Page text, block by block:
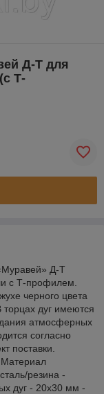
Д-Т для
Т-
Д-Т
с Т-профилем.
черного цвета
дуг имеются
атмосферных
согласно
поставки.
резина -
дуг - 20х30 мм -